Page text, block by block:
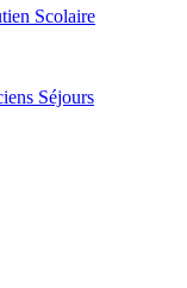
Scolaire
Séjours